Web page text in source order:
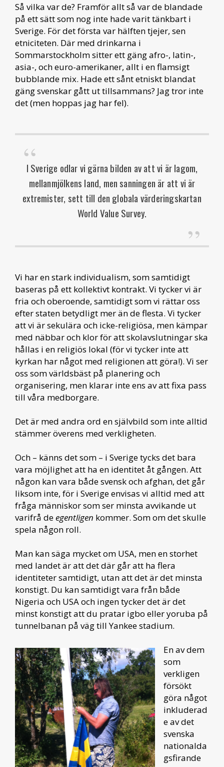
Så vilka var de? Framför allt så var de blandade
på ett sätt som nog inte hade varit tänkbart i
Sverige. För det första var hälften tjejer, sen
etniciteten. Där med drinkarna i
Sommarstockholm sitter ett gäng afro-, latin-,
asia-, och euro-amerikaner, allt i en flamsigt
bubblande mix. Hade ett sånt etniskt blandat
gäng svenskar gått ut tillsammans? Jag tror inte
det (men hoppas jag har fel).
I Sverige odlar vi gärna bilden av att vi är lagom,
mellanmjölkens land, men sanningen är att vi är
extremister, sett till den globala värderingskartan
World Value Survey.
Vi har en stark individualism, som samtidigt
baseras på ett kollektivt kontrakt. Vi tycker vi är
fria och oberoende, samtidigt som vi rättar oss
efter staten betydligt mer än de flesta. Vi tycker
att vi är sekulära och icke-religiösa, men kämpar
med näbbar och klor för att skolavslutningar ska
hållas i en religiös lokal (för vi tycker inte att
kyrkan har något med religionen att göra!). Vi ser
oss som världsbäst på planering och
organisering, men klarar inte ens av att fixa pass
till våra medborgare.
Det är med andra ord en självbild som inte alltid
stämmer överens med verkligheten.
Och – känns det som – i Sverige tycks det bara
vara möjlighet att ha en identitet åt gången. Att
någon kan vara både svensk och afghan, det går
liksom inte, för i Sverige envisas vi alltid med att
fråga människor som ser minsta avvikande ut
varifrå deegentligen kommer. Som om det skulle
spela någon roll.
Man kan säga mycket om USA, men en storhet
med landet är att det där går att ha flera
identiteter samtidigt, utan att det är det minsta
konstigt. Du kan samtidigt vara från både
Nigeria och USA och ingen tycker det är det
minst konstigt att du pratar igbo eller yoruba på
tunnelbanan på väg till Yankee stadium.
En av dem
som
verkligen
försökt
göra något
inkluderad
e av det
svenska
nationalda
gsfirande